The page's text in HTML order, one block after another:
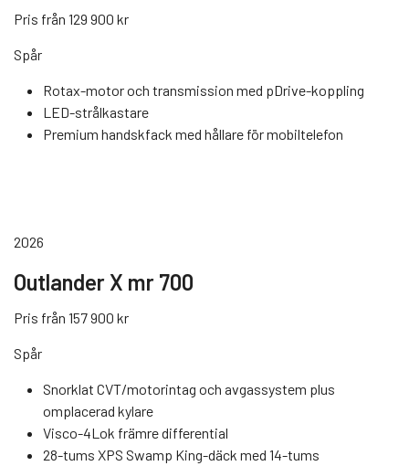
Pris från 129 900 kr
Spår
Rotax-motor och transmission med pDrive-koppling
LED-strålkastare
Premium handskfack med hållare för mobiltelefon
2026
Outlander X mr 700
Pris från 157 900 kr
Spår
Snorklat CVT/motorintag och avgassystem plus
omplacerad kylare
Visco-4Lok främre differential
28-tums XPS Swamp King-däck med 14-tums